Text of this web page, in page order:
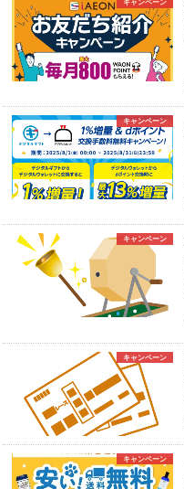
キャンペーン
キャンペーン
キャンペーン
キャンペーン
キャンペーン